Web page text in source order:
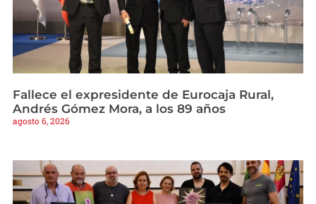
Fallece el expresidente de Eurocaja Rural,
Andrés Gómez Mora, a los 89 años
agosto 6, 2026